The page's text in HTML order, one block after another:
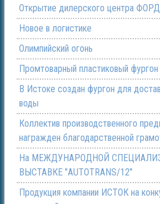
Открытие дилерского центра
Новое в логистике
Олимпийский огонь
Промтоварный пластиковый фургон
В Истоке создан фургон для
воды
Коллектив производственного
награжден благодарственной
На МЕЖДУНАРОДНОЙ
ВЫСТАВКЕ "AUTOTRANS/12"
Продукция компании ИСТОК на